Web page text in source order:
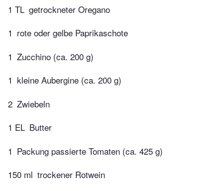
1 TL getrockneter Oregano
1 rote oder gelbe Paprikaschote
1 Zucchino (ca. 200 g)
1 kleine Aubergine (ca. 200 g)
2 Zwiebeln
1 EL Butter
1 Packung passierte Tomaten (ca. 425 g)
150 ml trockener Rotwein